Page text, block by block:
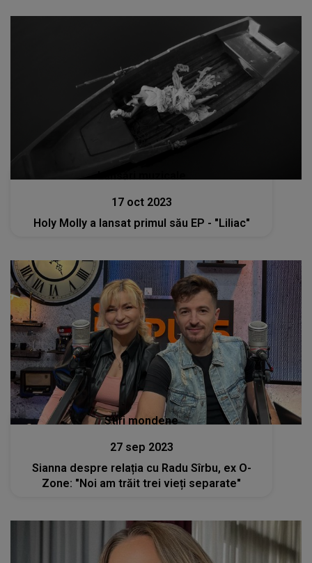
17 oct 2023
Holy Molly a lansat primul său EP - "Liliac"
Stiri mondene
27 sep 2023
Sianna despre relația cu Radu Sîrbu, ex O-
Zone: "Noi am trăit trei vieți separate"